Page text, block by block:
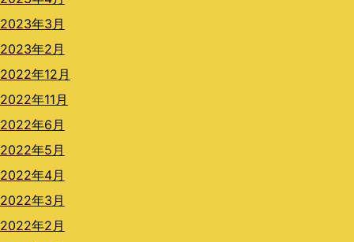
2023年3月
2023年2月
2022年12月
2022年11月
2022年6月
2022年5月
2022年4月
2022年3月
2022年2月